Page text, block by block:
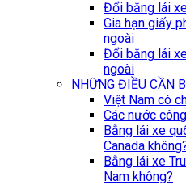
Đổi bằng lái
Gia hạn giấy
ngoài
Đổi bằng lái
ngoài
NHỮNG ĐIỀU CẦN
Việt Nam có
Các nước
Bằng lái xe
Canada
Bằng lái xe
Nam không?